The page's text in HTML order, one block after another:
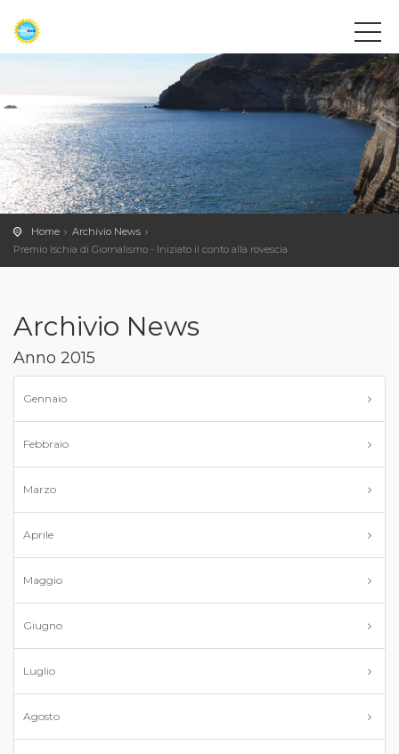
Home
Archivio News
Premio Ischia di Giornalismo - Iniziato il conto alla rovescia
Archivio News
Anno 2015
Gennaio
Febbraio
Marzo
Aprile
Maggio
Giugno
Luglio
Agosto